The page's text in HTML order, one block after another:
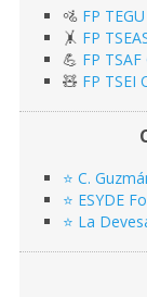
🚵 FP
🤸 FP
💪 FP
🧸 FP TSEI
⭐️ C.
⭐️ ESYDE
⭐️ La